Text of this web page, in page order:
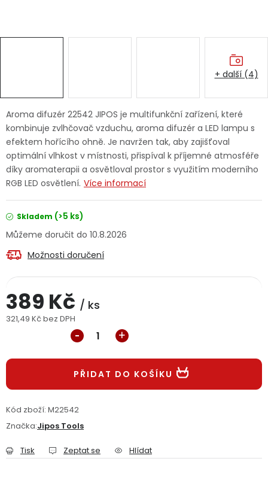
Značky
Jaký je aktuální stav mé objednávky?
Velkoobchodní spolupráce (B2B)
Reklamační formulář
Obchodní podmínky Reklamační řád
Podmínky ochrany osobních údajů
Aroma difuzér 22542 JIPOS je multifunkční zařízení, které
kombinuje zvlhčovač vzduchu, aroma difuzér a LED lampu s
efektem hořícího ohně. Je navržen tak, aby zajišťoval
optimální vlhkost v místnosti, přispíval k příjemné atmosféře
díky aromaterapii a osvětloval prostor s využitím moderního
RGB LED osvětlení. Více informací
Skladem (>5 ks)
10.8.2026
Možnosti doručení
389 Kč / ks
321,49 Kč bez DPH
PŘIDAT DO KOŠÍKU
Kód zboží: M22542
Značka:Jipos Tools
Tisk Zeptat se Hlídat
+ další (4)